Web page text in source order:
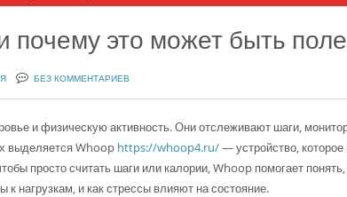
почему это может быть
БЕЗ КОММЕНТАРИЕВ
и физическую активность. Они отслеживают шаги,
выделяется Whoop https://whoop4.ru/— устройство,
просто считать шаги или калории, Whoop помогает понять,
к нагрузкам, и как стрессы влияют на состояние.